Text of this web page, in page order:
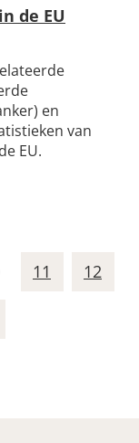
de EU
en
van
EU.
11 12